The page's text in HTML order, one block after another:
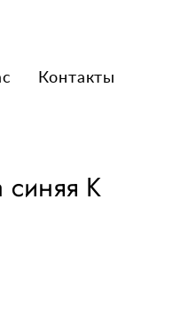
Контакты
Контакты
синяя К